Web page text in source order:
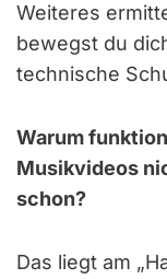
Weiteres
bewegst du
technische
Warum
Musikvideos
schon?
Das liegt am